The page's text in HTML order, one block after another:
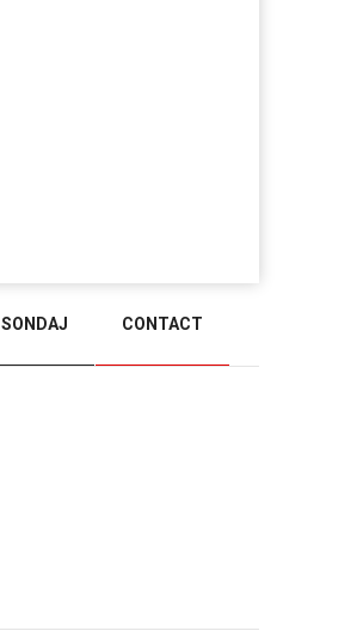
SONDAJ CONTACT